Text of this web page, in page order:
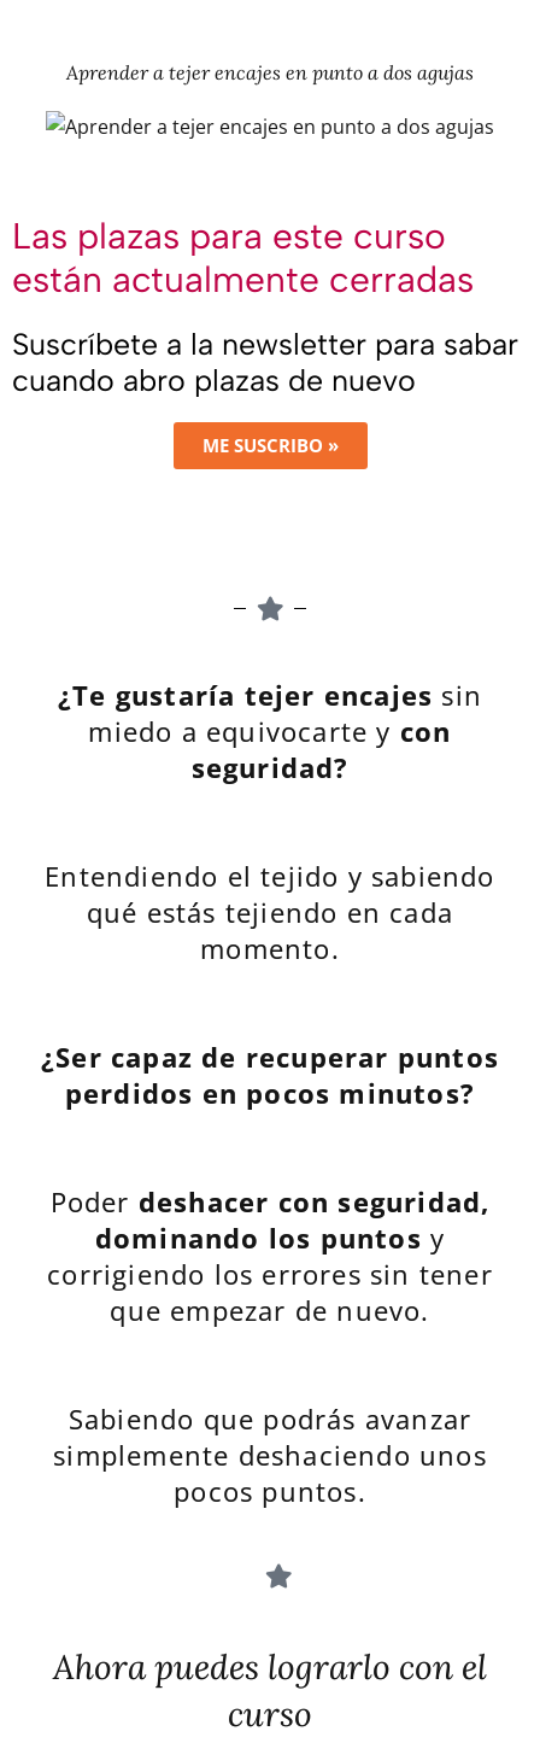
Aprender a tejer encajes en punto a dos agujas
Las plazas para este curso
están actualmente cerradas
Suscríbete a la newsletter para sabar
cuando abro plazas de nuevo
ME SUSCRIBO »
¿Te gustaría tejer encajes sin
miedo a equivocarte y con
seguridad?
Entendiendo el tejido y sabiendo
qué estás tejiendo en cada
momento.
¿Ser capaz de recuperar puntos
perdidos en pocos minutos?
Poder deshacer con seguridad,
dominando los puntos y
corrigiendo los errores sin tener
que empezar de nuevo.
Sabiendo que podrás avanzar
simplemente deshaciendo unos
pocos puntos.
Ahora puedes lograrlo con el
curso